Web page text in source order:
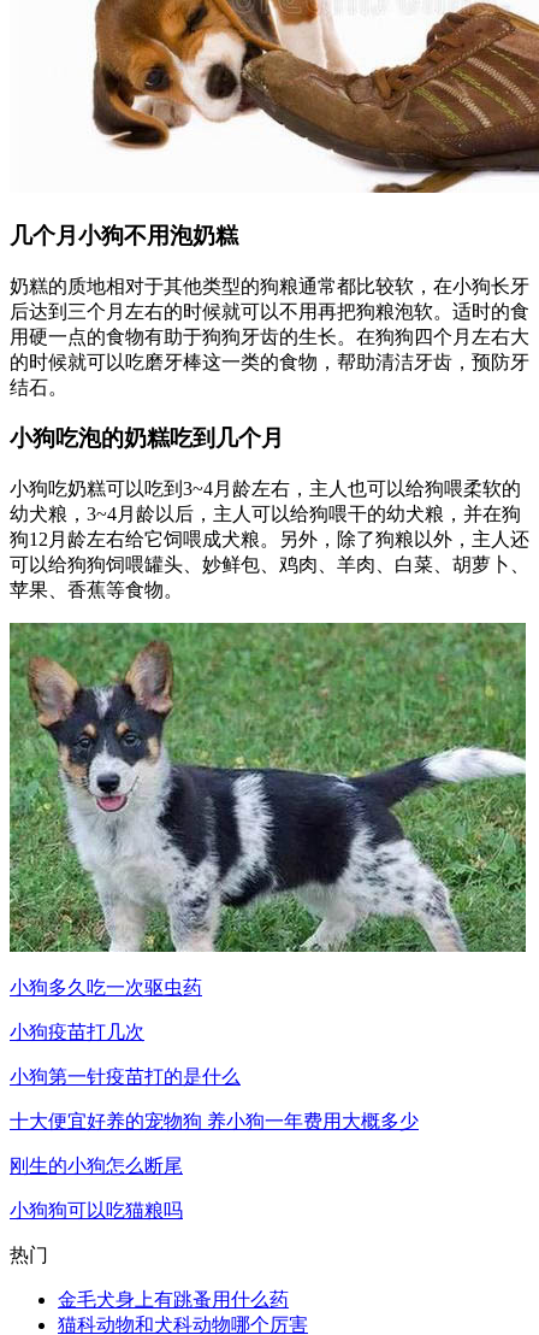
几个月小狗不用泡奶糕
奶糕的质地相对于其他类型的狗粮通常都比较软，在小狗长牙
后达到三个月左右的时候就可以不用再把狗粮泡软。适时的食
用硬一点的食物有助于狗狗牙齿的生长。在狗狗四个月左右大
的时候就可以吃磨牙棒这一类的食物，帮助清洁牙齿，预防牙
结石。
小狗吃泡的奶糕吃到几个月
小狗吃奶糕可以吃到3~4月龄左右，主人也可以给狗喂柔软的
幼犬粮，3~4月龄以后，主人可以给狗喂干的幼犬粮，并在狗
狗12月龄左右给它饲喂成犬粮。另外，除了狗粮以外，主人还
可以给狗狗饲喂罐头、妙鲜包、鸡肉、羊肉、白菜、胡萝卜、
苹果、香蕉等食物。
小狗多久吃一次驱虫药
小狗疫苗打几次
小狗第一针疫苗打的是什么
十大便宜好养的宠物狗 养小狗一年费用大概多少
刚生的小狗怎么断尾
小狗狗可以吃猫粮吗
热门
金毛犬身上有跳蚤用什么药
猫科动物和犬科动物哪个厉害